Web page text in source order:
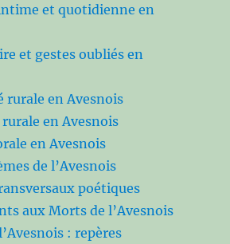
et quotidienne en
et gestes oubliés en
rurale en Avesnois
en Avesnois
en Avesnois
de l’Avesnois
poétiques
aux Morts de l’Avesnois
: repères